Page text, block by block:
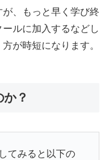
、もっと早く学び終
ルに加入するなどし
が時短になります。
？
てみると以下の